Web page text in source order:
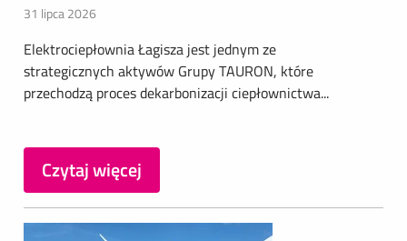
31 lipca 2026
Elektrociepłownia Łagisza jest jednym ze
strategicznych aktywów Grupy TAURON, które
przechodzą proces dekarbonizacji ciepłownictwa...
Czytaj więcej